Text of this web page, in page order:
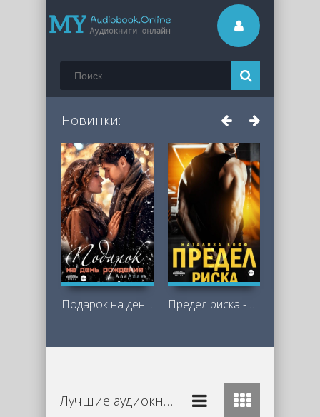
Новинки:
Подарок на день рождения - Аля Алая Предел риска - Натализа Кофф
Лучшие аудиокниги Триллер